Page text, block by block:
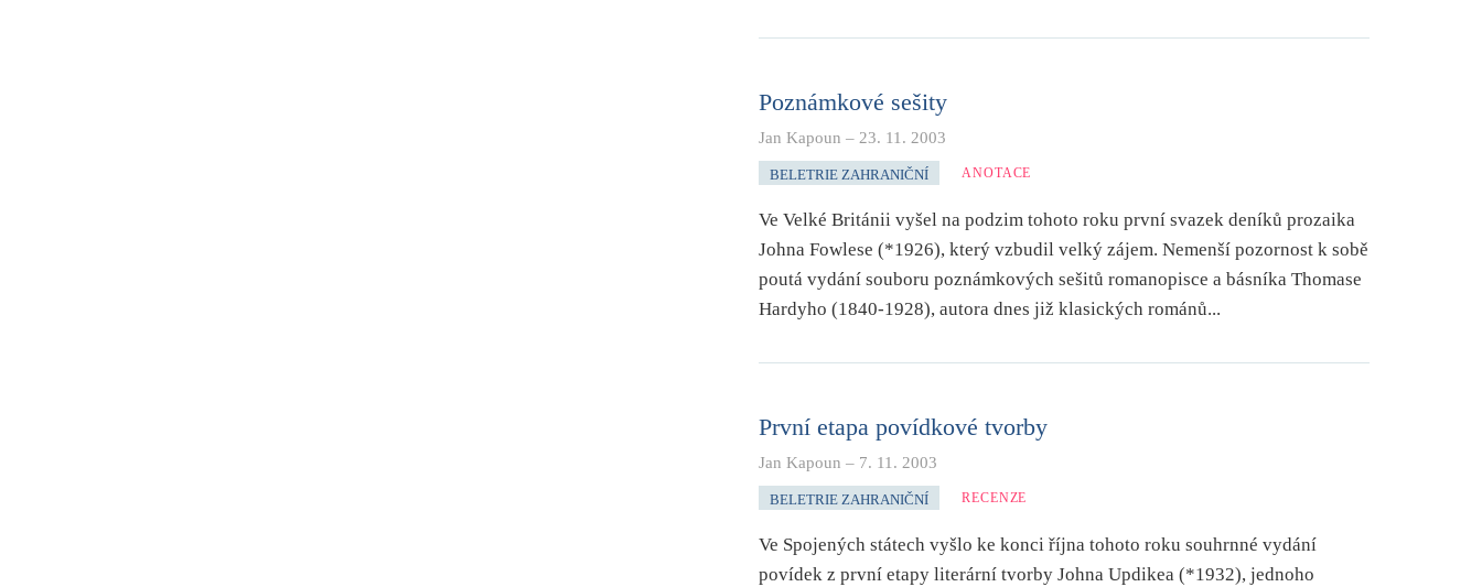
Poznámkové sešity
Jan Kapoun – 23. 11. 2003
BELETRIE ZAHRANIČNÍ ANOTACE
Ve Velké Británii vyšel na podzim tohoto roku první svazek deníků prozaika
Johna Fowlese (*1926), který vzbudil velký zájem. Nemenší pozornost k sobě
poutá vydání souboru poznámkových sešitů romanopisce a básníka Thomase
Hardyho (1840-1928), autora dnes již klasických románů...
První etapa povídkové tvorby
Jan Kapoun – 7. 11. 2003
BELETRIE ZAHRANIČNÍ RECENZE
Ve Spojených státech vyšlo ke konci října tohoto roku souhrnné vydání
povídek z první etapy literární tvorby Johna Updikea (*1932), jednoho